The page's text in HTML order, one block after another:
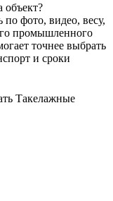
объект?
фото, видео, весу,
промышленного
точнее выбрать
и сроки